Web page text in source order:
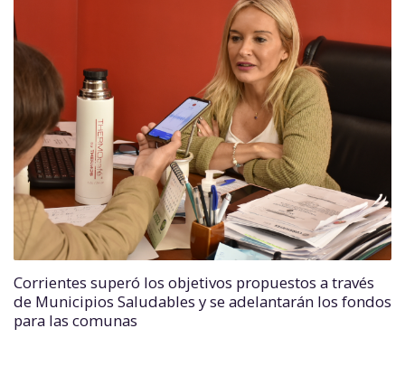
Corrientes superó los objetivos propuestos a través
de Municipios Saludables y se adelantarán los fondos
para las comunas